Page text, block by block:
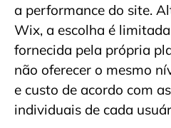
a performance do site.
Wix, a escolha é
fornecida pela própria
não oferecer o mesmo
e custo de acordo com
individuais de cada